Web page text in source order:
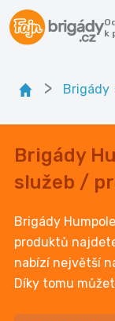
k
> Brigády
Brigády
služeb /
Brigády
produktů
nabízí největší
Díky tomu